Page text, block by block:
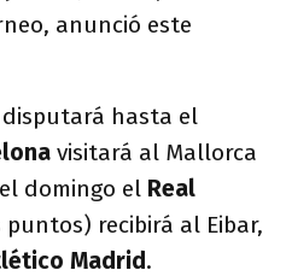
anunció este
disputará hasta el
visitará al Mallorca
domingo el Real
recibirá al Eibar,
Madrid.